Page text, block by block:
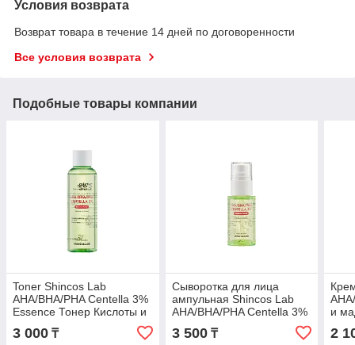
Условия возврата
Возврат товара в течение 14 дней по договоренности
Все условия возврата
Подобные товары компании
Toner Shincos Lab
AHA/BHA/PHA Centella 3%
Essence Тонер Кислоты и
Центелла 200 мл
3 000 ₸
Сыворотка для лица
ампульная Shincos Lab
AHA/BHA/PHA Centella 3%
Ampoule Serum Кислоты и
Центелла 50 мл
3 500₸
и
2